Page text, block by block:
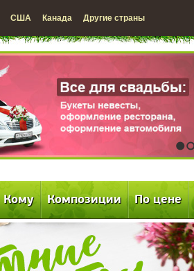
США Канада Другие страны
1 2
Кому Композиции По цене